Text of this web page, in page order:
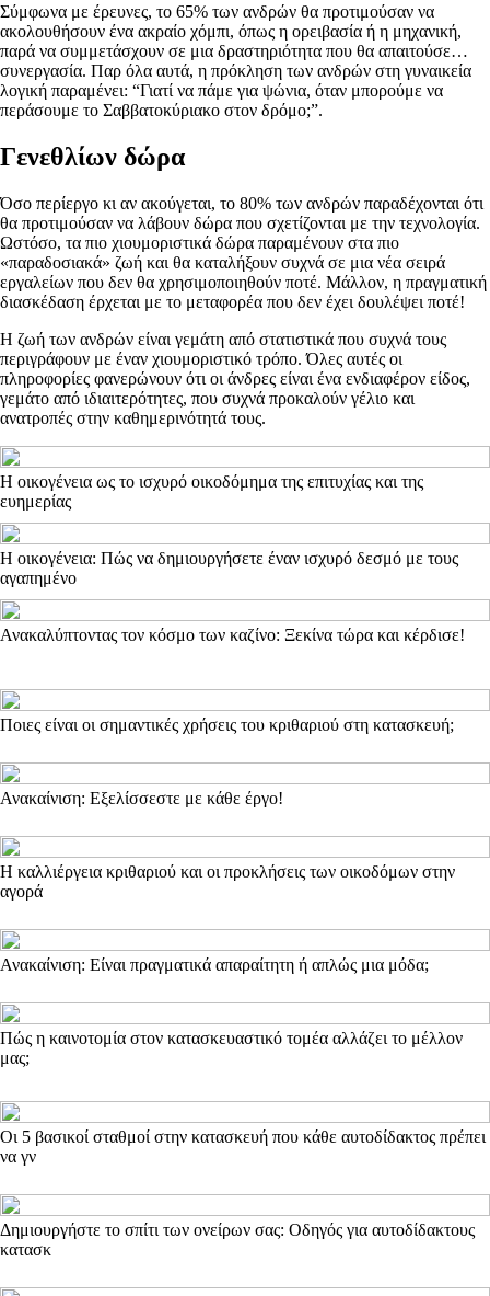
Σύμφωνα με έρευνες, το 65% των ανδρών θα προτιμούσαν να
ακολουθήσουν ένα ακραίο χόμπι, όπως η ορειβασία ή η μηχανική,
παρά να συμμετάσχουν σε μια δραστηριότητα που θα απαιτούσε…
συνεργασία. Παρ όλα αυτά, η πρόκληση των ανδρών στη γυναικεία
λογική παραμένει: “Γιατί να πάμε για ψώνια, όταν μπορούμε να
περάσουμε το Σαββατοκύριακο στον δρόμο;”.
Γενεθλίων δώρα
Όσο περίεργο κι αν ακούγεται, το 80% των ανδρών παραδέχονται ότι
θα προτιμούσαν να λάβουν δώρα που σχετίζονται με την τεχνολογία.
Ωστόσο, τα πιο χιουμοριστικά δώρα παραμένουν στα πιο
«παραδοσιακά» ζωή και θα καταλήξουν συχνά σε μια νέα σειρά
εργαλείων που δεν θα χρησιμοποιηθούν ποτέ. Μάλλον, η πραγματική
διασκέδαση έρχεται με το μεταφορέα που δεν έχει δουλέψει ποτέ!
Η ζωή των ανδρών είναι γεμάτη από στατιστικά που συχνά τους
περιγράφουν με έναν χιουμοριστικό τρόπο. Όλες αυτές οι
πληροφορίες φανερώνουν ότι οι άνδρες είναι ένα ενδιαφέρον είδος,
γεμάτο από ιδιαιτερότητες, που συχνά προκαλούν γέλιο και
ανατροπές στην καθημερινότητά τους.
Η οικογένεια ως το ισχυρό οικοδόμημα της επιτυχίας και της
ευημερίας
Η οικογένεια: Πώς να δημιουργήσετε έναν ισχυρό δεσμό με τους
αγαπημένο
Ανακαλύπτοντας τον κόσμο των καζίνο: Ξεκίνα τώρα και κέρδισε!
Ποιες είναι οι σημαντικές χρήσεις του κριθαριού στη κατασκευή;
Ανακαίνιση: Εξελίσσεστε με κάθε έργο!
Η καλλιέργεια κριθαριού και οι προκλήσεις των οικοδόμων στην
αγορά
Ανακαίνιση: Είναι πραγματικά απαραίτητη ή απλώς μια μόδα;
Πώς η καινοτομία στον κατασκευαστικό τομέα αλλάζει το μέλλον
μας;
Οι 5 βασικοί σταθμοί στην κατασκευή που κάθε αυτοδίδακτος πρέπει
να γν
Δημιουργήστε το σπίτι των ονείρων σας: Οδηγός για αυτοδίδακτους
κατασκ